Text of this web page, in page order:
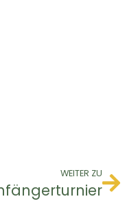
WEITER ZU